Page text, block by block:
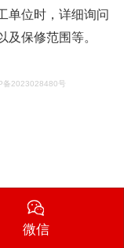
单位时，详细询问
及保修范围等。
备2023028480号
微信